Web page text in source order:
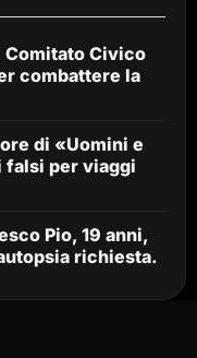
Comitato Civico
combattere la
di «Uomini e
falsi per viaggi
Pio, 19 anni,
richiesta.